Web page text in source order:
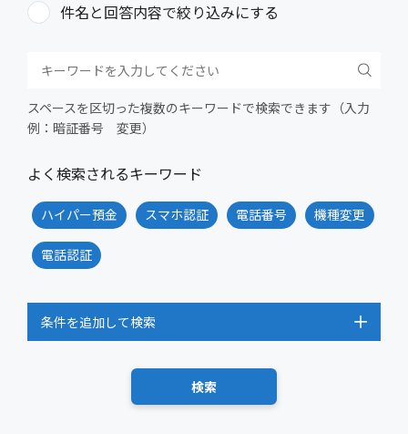
件名と回答内容で絞り込みにする
スペースを区切った複数のキーワードで検索できます（入力
例：暗証番号 変更）
よく検索されるキーワード
ハイパー預金 スマホ認証 電話番号 機種変更
電話認証
条件を追加して検索